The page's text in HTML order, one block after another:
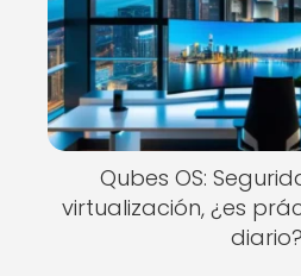
Qubes OS:
virtualización, ¿es
diario?